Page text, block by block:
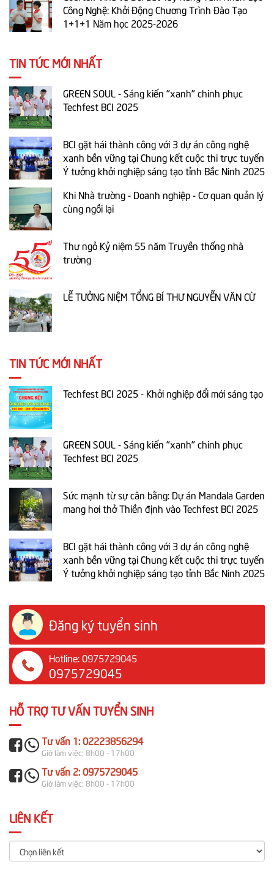
Công Nghệ: Khởi Động Chương Trình Đào Tạo
1+1+1 Năm học 2025-2026
TIN TỨC MỚI NHẤT
GREEN SOUL - Sáng kiến "xanh" chinh phục
Techfest BCI 2025
BCI gặt hái thành công với 3 dự án công nghệ
xanh bền vững tại Chung kết cuộc thi trực tuyến
Ý tưởng khởi nghiệp sáng tạo tỉnh Bắc Ninh 2025
Khi Nhà trường - Doanh nghiệp - Cơ quan quản lý
cùng ngồi lại
Thư ngỏ Kỷ niệm 55 năm Truyền thống nhà
trường
LỄ TƯỞNG NIỆM TỔNG BÍ THƯ NGUYỄN VĂN CỪ
TIN TỨC MỚI NHẤT
Techfest BCI 2025 - Khởi nghiệp đổi mới sáng tạo
GREEN SOUL - Sáng kiến "xanh" chinh phục
Techfest BCI 2025
Sức mạnh từ sự cân bằng: Dự án Mandala Garden
mang hơi thở Thiền định vào Techfest BCI 2025
BCI gặt hái thành công với 3 dự án công nghệ
xanh bền vững tại Chung kết cuộc thi trực tuyến
Ý tưởng khởi nghiệp sáng tạo tỉnh Bắc Ninh 2025
Đăng ký tuyển sinh
Hotline: 0975729045
0975729045
HỖ TRỢ TƯ VẤN TUYỂN SINH
Tư vấn 1: 02223856294
Giờ làm việc: 8h00 - 17h00
Tư vấn 2: 0975729045
Giờ làm việc: 8h00 - 17h00
LIÊN KẾT